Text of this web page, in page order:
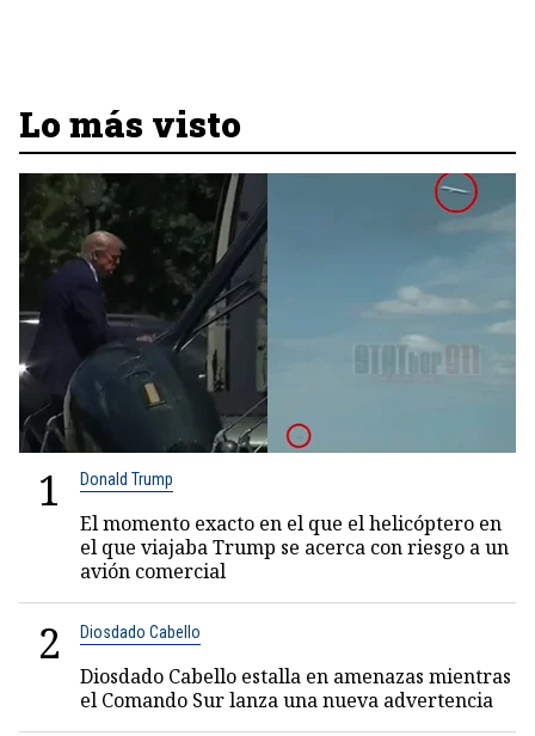
Lo más visto
1 Donald Trump
El momento exacto en el que el helicóptero en
el que viajaba Trump se acerca con riesgo a un
avión comercial
2 Diosdado Cabello
Diosdado Cabello estalla en amenazas mientras
el Comando Sur lanza una nueva advertencia